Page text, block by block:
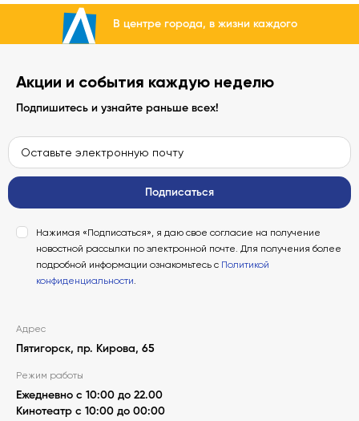
В центре города, в жизни каждого
Акции и события каждую неделю
Подпишитесь и узнайте раньше всех!
Подписаться
Нажимая «Подписаться», я даю свое согласие на получение
новостной рассылки по электронной почте. Для получения более
подробной информации ознакомьтесь с Политикой
конфиденциальности.
Адрес
Пятигорск, пр. Кирова, 65
Режим работы
Ежедневно с 10:00 до 22.00
Кинотеатр с 10:00 до 00:00